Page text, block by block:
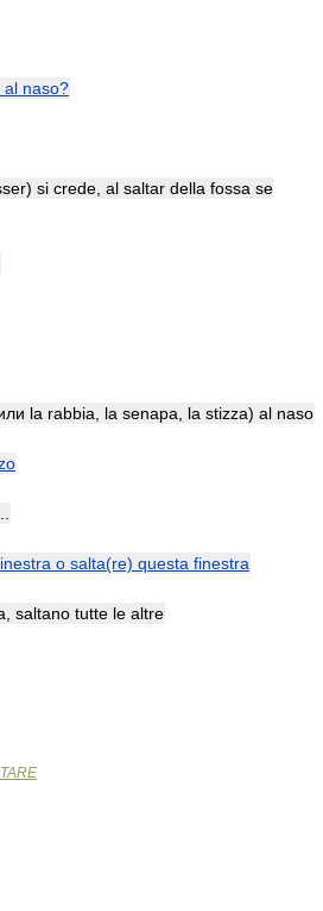
al naso?
si crede, al saltar della fossa se
la rabbia, la senapa, la stizza) al naso
o salta(re) questa finestra
saltano tutte le altre